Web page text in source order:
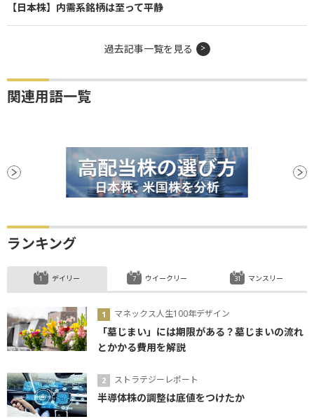
【日本株】内需系銘柄は至って平静
過去記事一覧を見る
関連用語一覧
ランキング
デイリー
マネックス人生100年デザイン
「墓じまい」には期限がある？墓じまいの流れ
とかかる費用を解説
ストラテジーレポート
半導体株の調整は底値をつけたか
ウイークリー マンスリー